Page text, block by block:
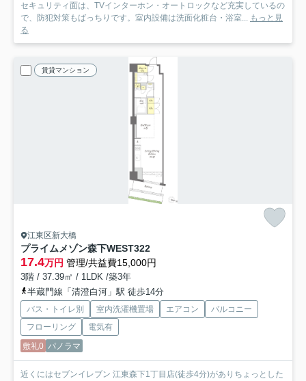
セキュリティ面は、TVインターホン・オートロックなど充実しているの
で、防犯対策もばっちりです。室内設備は洗面化粧台・浴室... もっと見
る
賃貸マンション
江東区新大橋
プライムメゾン森下WEST322
17.4万円 管理/共益費15,000円
3階 / 37.39㎡ / 1LDK /築3年
半蔵門線「清澄白河」駅 徒歩14分
バス・トイレ別 室内洗濯機置場 エアコン
バルコニー
フローリング
電気有
敷礼0 パノラマ
近くにはセブンイレブン 江東森下1丁目店(徒歩4分)がありちょっとした